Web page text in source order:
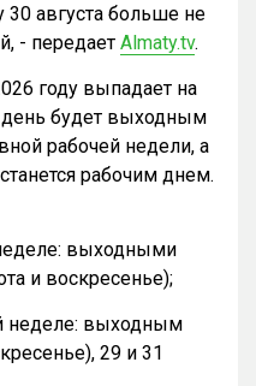
30 августа больше не
- передает Almaty.tv.
году выпадает на
день будет выходным
рабочей недели, а
рабочим днем.
выходными
и воскресенье);
неделе: выходным
29 и 31